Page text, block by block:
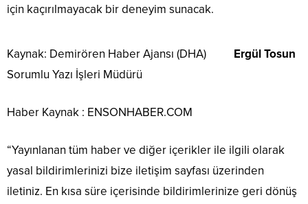
için kaçırılmayacak bir deneyim sunacak.
Kaynak: Demirören Haber Ajansı (DHA)
Ergül Tosun
Sorumlu Yazı İşleri Müdürü
Haber Kaynak : ENSONHABER.COM
“Yayınlanan tüm haber ve diğer içerikler ile ilgili olarak
yasal bildirimlerinizi bize iletişim sayfası üzerinden
iletiniz. En kısa süre içerisinde bildirimlerinize geri dönüş